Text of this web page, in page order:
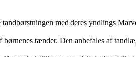
med deres yndlings
tænder. Den anbefales af